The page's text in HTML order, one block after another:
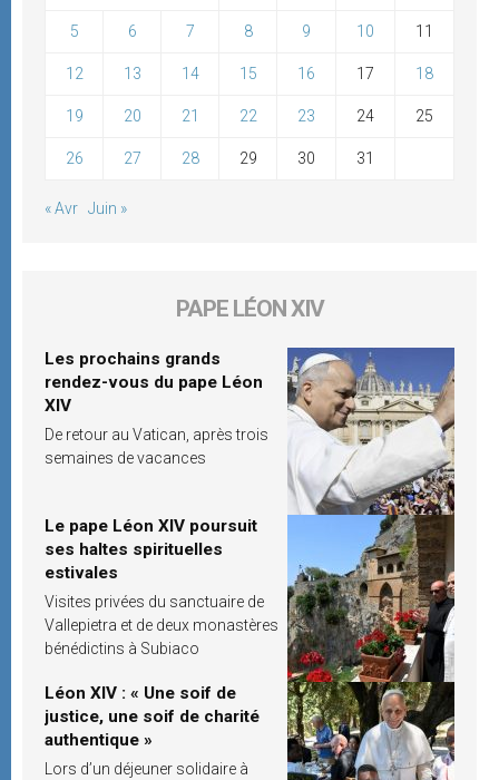
5 6 7 8 9 10 11
12 13 14 15 16 17 18
19 20 21 22 23 24 25
26 27 28 29 30 31
« Avr Juin »
PAPE LÉON XIV
Les prochains grands
rendez-vous du pape Léon
XIV
De retour au Vatican, après trois
semaines de vacances
Le pape Léon XIV poursuit
ses haltes spirituelles
estivales
Visites privées du sanctuaire de
Vallepietra et de deux monastères
bénédictins à Subiaco
Léon XIV : « Une soif de
justice, une soif de charité
authentique »
Lors d’un déjeuner solidaire à